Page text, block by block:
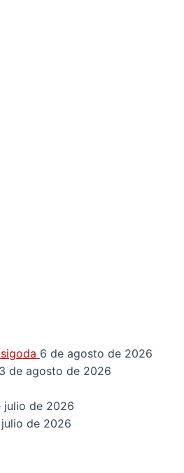
6 de agosto de 2026
3 de agosto de 2026
julio de 2026
de 2026